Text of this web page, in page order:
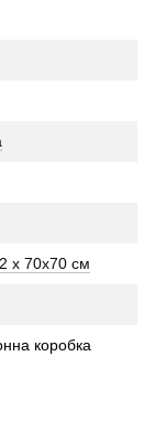
x 70х70 см
коробка